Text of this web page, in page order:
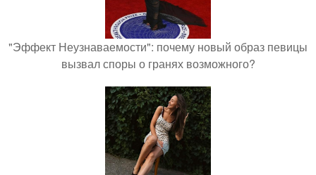
"Эффект Неузнаваемости": почему новый образ певицы
вызвал споры о гранях возможного?